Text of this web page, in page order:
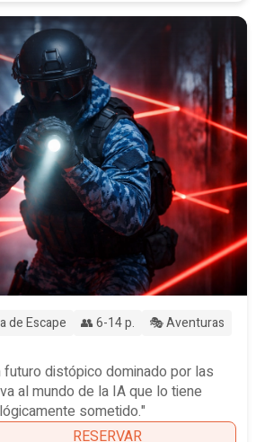
de Escape 👥 6-14 p.
🎭 Aventuras
futuro distópico dominado por las
al mundo de la IA que lo tiene
sometido."
RESERVAR